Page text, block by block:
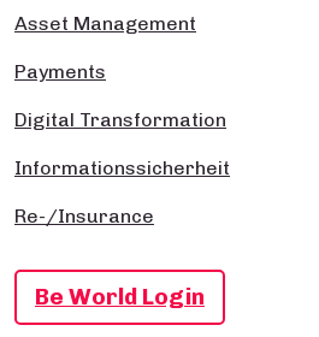
Asset Management
Payments
Digital Transformation
Informationssicherheit
Re-/Insurance
Be World Login